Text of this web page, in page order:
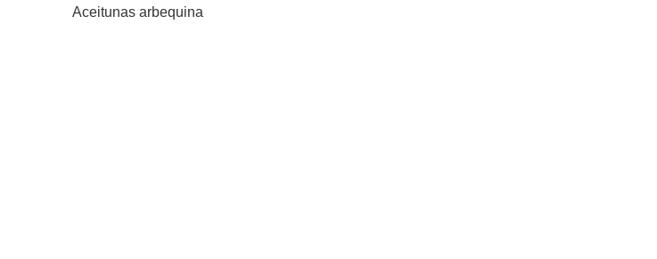
Aceitunas arbequina